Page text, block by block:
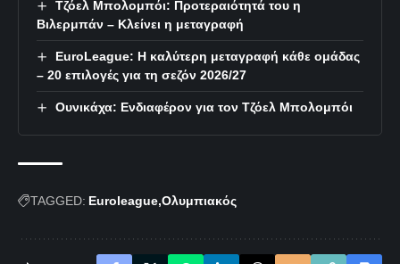
Τζόελ Μπολομπόι: Προτεραιότητά του η
Βιλερμπάν – Κλείνει η μεταγραφή
EuroLeague: Η καλύτερη μεταγραφή κάθε ομάδας
– 20 επιλογές για τη σεζόν 2026/27
Ουνικάχα: Ενδιαφέρον για τον Τζόελ Μπολομπόι
TAGGED: Euroleague Ολυμπιακός